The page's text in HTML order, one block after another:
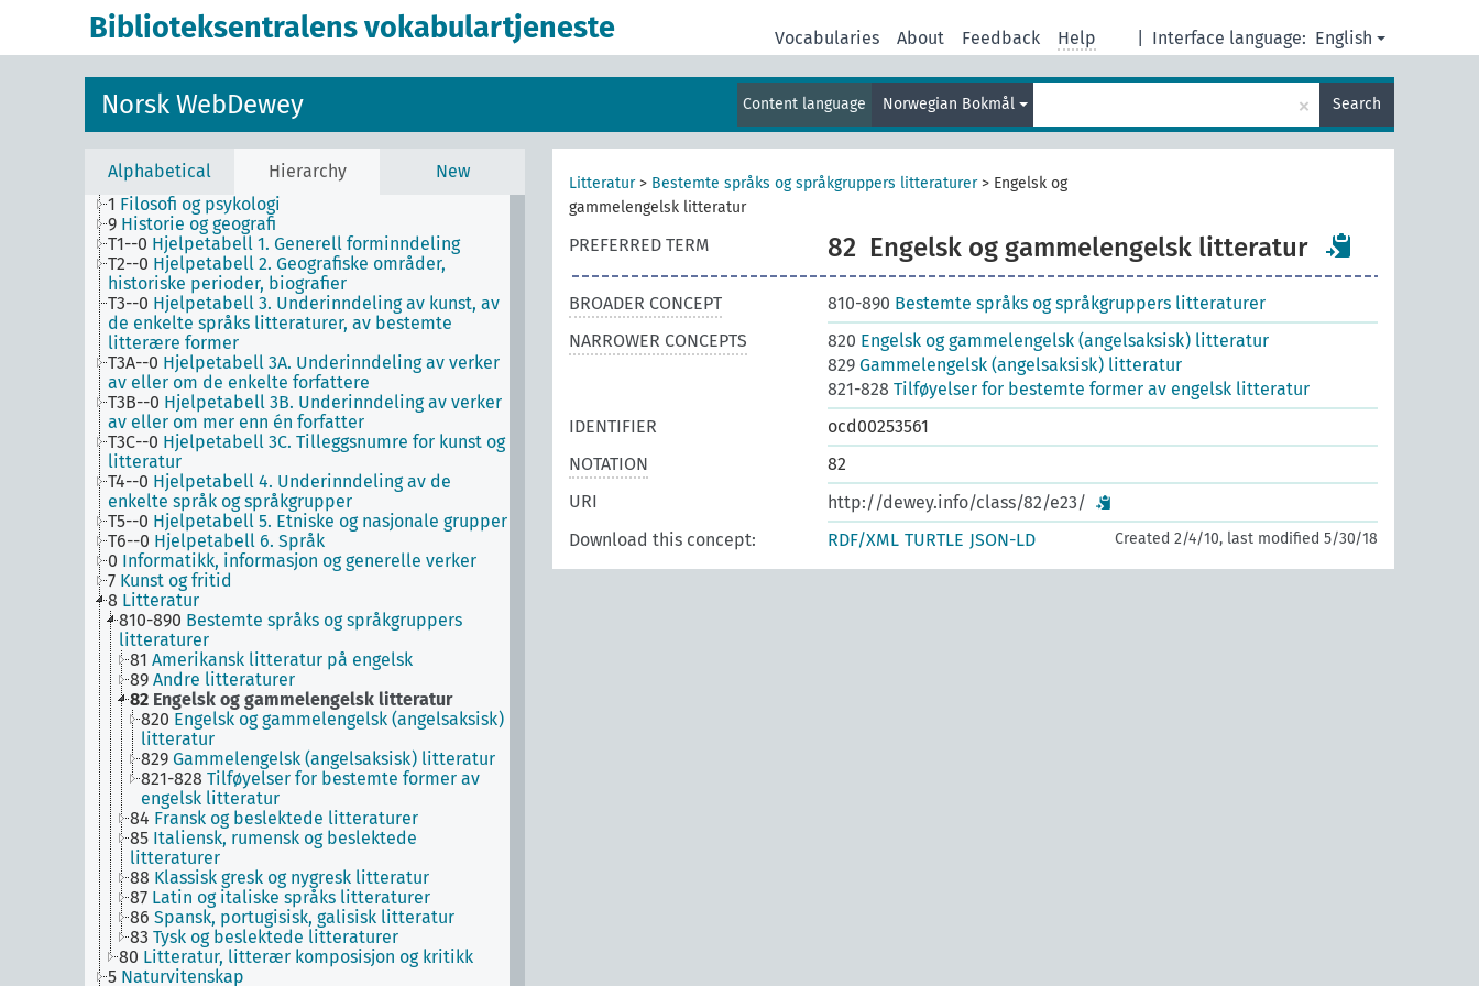
Biblioteksentralens vokabulartjeneste Interface language: English
Vocabularies About Feedback Help
Norsk WebDewey Content language Norwegian Bokmål × Search
Alphabetical Hierarchy
New
1 Filosofi og psykologi
9 Historie og geografi
T1--0 Hjelpetabell 1. Generell forminndeling
T2--0 Hjelpetabell 2. Geografiske områder,
historiske perioder, biografier
T3--0 Hjelpetabell 3. Underinndeling av kunst, av
de enkelte språks litteraturer, av bestemte
litterære former
T3A--0 Hjelpetabell 3A. Underinndeling av verker
av eller om de enkelte forfattere
T3B--0 Hjelpetabell 3B. Underinndeling av verker
av eller om mer enn én forfatter
T3C--0 Hjelpetabell 3C. Tilleggsnumre for kunst og
litteratur
T4--0 Hjelpetabell 4. Underinndeling av de
enkelte språk og språkgrupper
T5--0 Hjelpetabell 5. Etniske og nasjonale grupper
T6--0 Hjelpetabell 6. Språk
0 Informatikk, informasjon og generelle verker
7 Kunst og fritid
8 Litteratur
810-890 Bestemte språks og språkgruppers
litteraturer
81 Amerikansk litteratur på engelsk
89 Andre litteraturer
82 Engelsk og gammelengelsk litteratur
820 Engelsk og gammelengelsk (angelsaksisk)
litteratur
829 Gammelengelsk (angelsaksisk) litteratur
821-828 Tilføyelser for bestemte former av
engelsk litteratur
84 Fransk og beslektede litteraturer
85 Italiensk, rumensk og beslektede
litteraturer
88 Klassisk gresk og nygresk litteratur
87 Latin og italiske språks litteraturer
86 Spansk, portugisisk, galisisk litteratur
83 Tysk og beslektede litteraturer
80 Litteratur, litterær komposisjon og kritikk
5 Naturvitenskap
Litteratur> Bestemte språks og språkgruppers litteraturer> Engelsk og
gammelengelsk litteratur
PREFERRED TERM 82 Engelsk og gammelengelsk litteratur
BROADER CONCEPT 810-890 Bestemte språks og språkgruppers litteraturer
NARROWER CONCEPTS
820 Engelsk og gammelengelsk (angelsaksisk) litteratur
829 Gammelengelsk (angelsaksisk) litteratur
821-828 Tilføyelser for bestemte former av engelsk litteratur
IDENTIFIER
ocd00253561
NOTATION
82
URI
http://dewey.info/class/82/e23/
Download this concept:
RDF/XML TURTLE JSON-LD Created 2/4/10, last modified 5/30/18